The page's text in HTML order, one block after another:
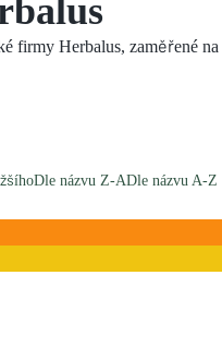
firmy Herbalus, zaměřené
Dle názvu Z-ADle názvu A-Z